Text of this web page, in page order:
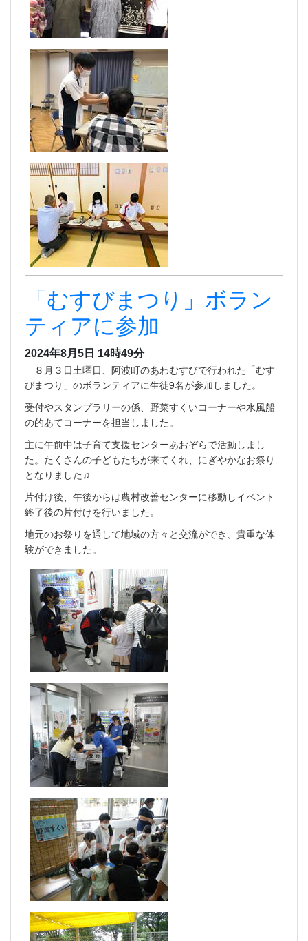
「むすびまつり」ボラン
ティアに参加
2024年8月5日 14時49分
８月３日土曜日、阿波町のあわむすびで行われた「むす
びまつり」のボランティアに生徒9名が参加しました。
受付やスタンプラリーの係、野菜すくいコーナーや水風船
の的あてコーナーを担当しました。
主に午前中は子育て支援センターあおぞらで活動しまし
た。たくさんの子どもたちが来てくれ、にぎやかなお祭り
となりました♫
片付け後、午後からは農村改善センターに移動しイベント
終了後の片付けを行いました。
地元のお祭りを通して地域の方々と交流ができ、貴重な体
験ができました。